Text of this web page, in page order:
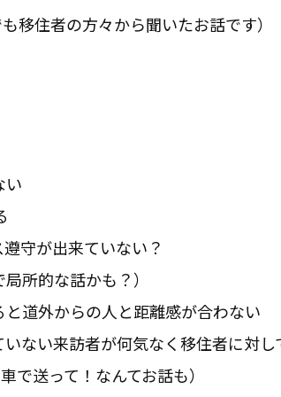
移住者の方々から聞いたお話です）
い
守が出来ていない？
所的な話かも？）
道外からの人と距離感が合わない
ない来訪者が何気なく移住者に対し
で送って！なんてお話も）